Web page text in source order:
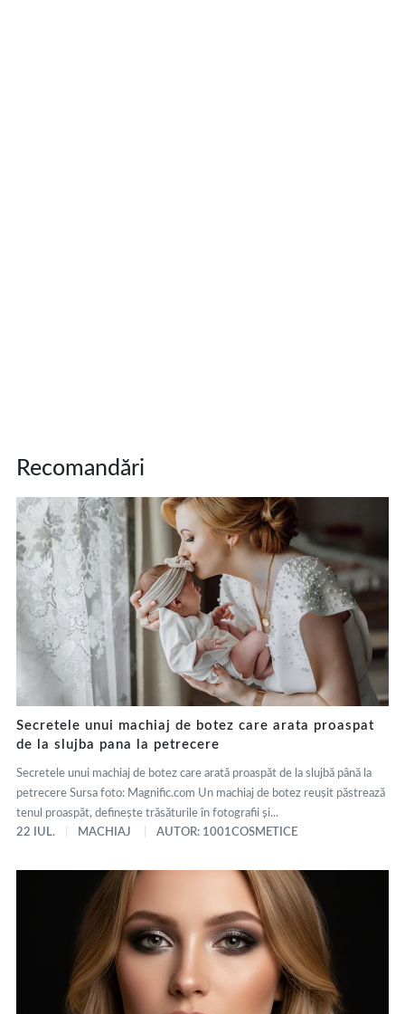
Recomandări
Secretele unui machiaj de botez care arata proaspat
de la slujba pana la petrecere
Secretele unui machiaj de botez care arată proaspăt de la slujbă până la
petrecere Sursa foto: Magnific.com Un machiaj de botez reușit păstrează
tenul proaspăt, definește trăsăturile în fotografii și...
22 IUL.
MACHIAJ AUTOR: 1001COSMETICE